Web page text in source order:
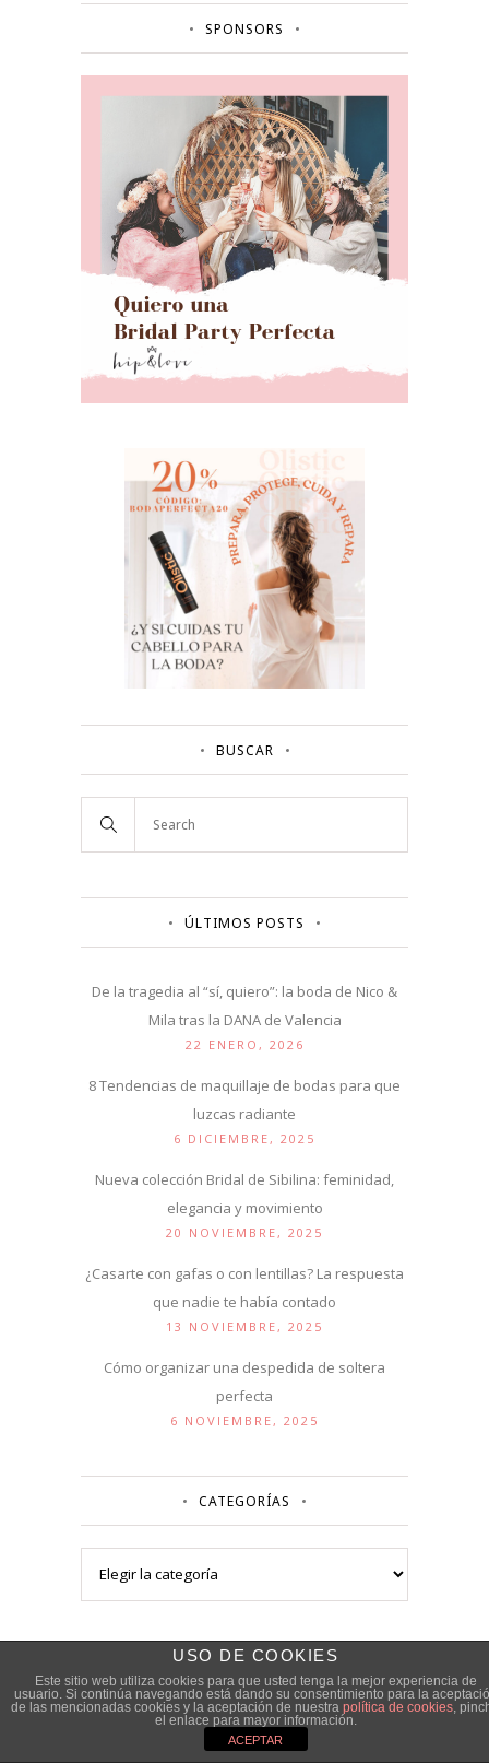
SPONSORS
BUSCAR
ÚLTIMOS POSTS
De la tragedia al “sí, quiero”: la boda de Nico &
Mila tras la DANA de Valencia
22 ENERO, 2026
8 Tendencias de maquillaje de bodas para que
luzcas radiante
6 DICIEMBRE, 2025
Nueva colección Bridal de Sibilina: feminidad,
elegancia y movimiento
20 NOVIEMBRE, 2025
¿Casarte con gafas o con lentillas? La respuesta
que nadie te había contado
13 NOVIEMBRE, 2025
Cómo organizar una despedida de soltera
perfecta
6 NOVIEMBRE, 2025
CATEGORÍAS
USO DE COOKIES
Este sitio web utiliza cookies para que usted tenga la mejor experiencia de
usuario. Si continúa navegando está dando su consentimiento para la
de las mencionadas cookies y la aceptación de nuestra política de cookies,
el enlace para mayor información.
ACEPTAR